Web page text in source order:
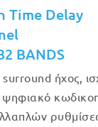
Time Delay
BANDS
ήχος,